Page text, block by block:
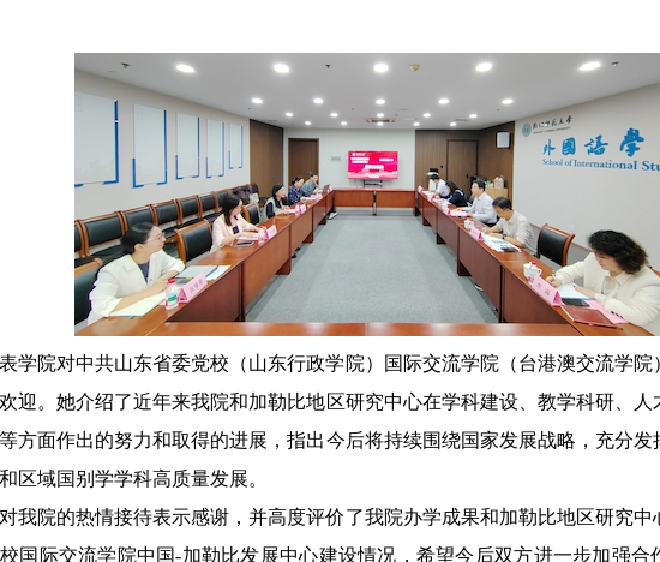
学院对中共山东省委党校（山东行政学院）国际交流学院（台港澳交流学院
迎。她介绍了近年来我院和加勒比地区研究中心在学科建设、教学科研、
方面作出的努力和取得的进展，指出今后将持续围绕国家发展战略，充分
区域国别学学科高质量发展。
我院的热情接待表示感谢，并高度评价了我院办学成果和加勒比地区研究中
国际交流学院中国-加勒比发展中心建设情况，希望今后双方进一步加强合